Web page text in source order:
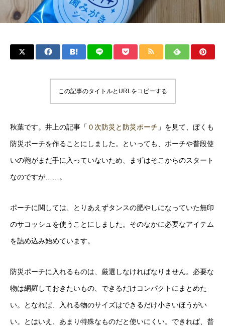
この記事のタイトルとURLをコピーする
秋葉です。井上の記事「 ０次防災と防災ポーチ 」を見て、ぼくも
防災ポーチを作ることにしました。といっても、ポーチや普段使
いの鞄がまだ手に入っていないため、まずはそこからのスタート
なのですが……。
ポーチに関しては、とりあえずタンスの肥やしになっていた無印
のサコッシュを使うことにしました。そのなかに必要なアイテム
を詰め込み始めています。
防災ポーチに入れるものは、厳選しなければなりません。必要な
物は網羅しておきたいもの、できるだけコンパクトにまとめた
い。となれば、入れる物のサイズはできるだけ小さいほうがい
い。とはいえ、あまり特殊なものだと使いにくい。できれば、普